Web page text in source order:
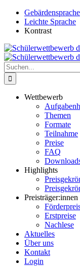
Zum
Inhalt
springen
Gebärdensprache
Leichte Sprache
Kontrast
Suche
nach:
Wettbewerb
Themen
Formate
Teilnahme
Preise
FAQ
Highlights
Preisträger:innen
Erstpreise
Nachlese
Aktuelles
Über uns
Kontakt
Login